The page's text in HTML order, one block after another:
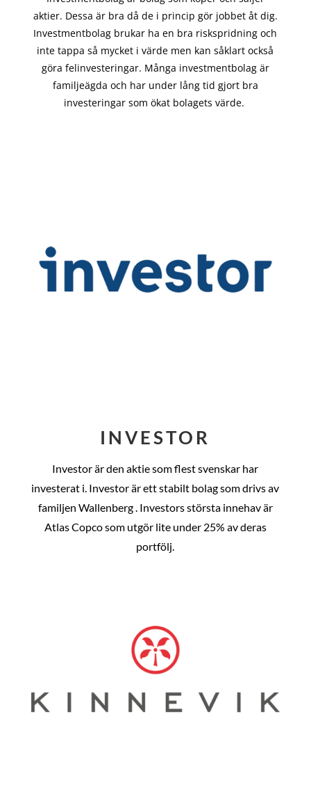
aktier. Dessa är bra då de i princip görjobbet åt dig.
Investmentbolag brukar ha en bra riskspridning och
inte tappa så mycket i värde men kan såklart också
göra felinvesteringar. Många investmentbolag är
familjeägda och har under lång tid gjort bra
investeringar som ökat bolagets värde.
INVESTOR
Investor är den aktie som flest svenskar har
investerat i. Investor är ett stabilt bolag som drivs av
familjen Wallenberg . Investors största innehav är
Atlas Copco som utgör lite under 25% av deras
portfölj.